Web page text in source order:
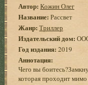
Автор: Кожин Олег
Название: Рассвет
Жанр: Триллер
Издательский дом:
Год издания: 2019
Аннотация:
Чего вы
которая проходит мимо